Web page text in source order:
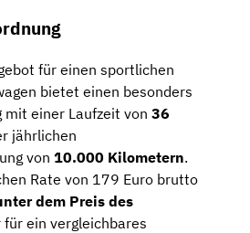
für einen sportlichen
bietet einen besonders
mit einer Laufzeit von 36
jährlichen
von 10.000 Kilometern.
Rate von 179 Euro brutto
dem Preis des
für ein vergleichbares